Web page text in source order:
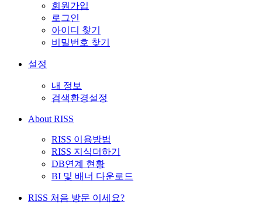
회원가입
로그인
아이디 찾기
비밀번호 찾기
설정
내 정보
검색환경설정
About RISS
RISS 이용방법
RISS 지식더하기
DB연계 현황
BI 및 배너 다운로드
RISS 처음 방문 이세요?